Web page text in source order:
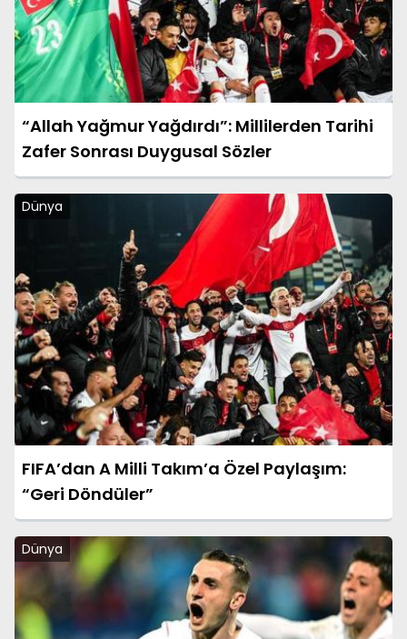
“Allah Yağmur Yağdırdı”: Millilerden Tarihi
Zafer Sonrası Duygusal Sözler
Dünya
FIFA’dan A Milli Takım’a Özel Paylaşım:
“Geri Döndüler”
Dünya